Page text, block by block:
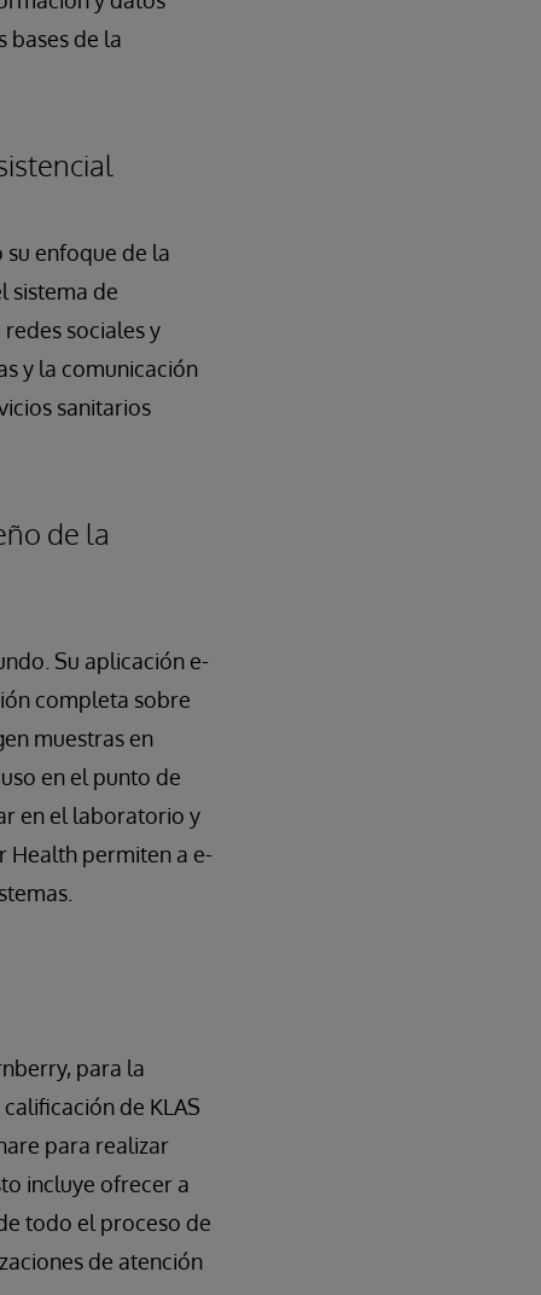
bases de la
su enfoque de la
sistema de
sociales y
y la comunicación
sanitarios
de la
Su aplicación e-
completa sobre
muestras en
en el punto de
en el laboratorio y
Health permiten a e-
para la
de KLAS
para realizar
incluye ofrecer a
todo el proceso de
de atención